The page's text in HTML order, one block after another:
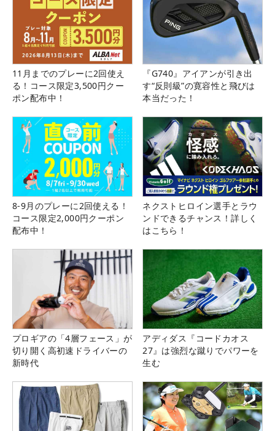
11月までのプレーに2回使え
る！コース限定3,500円クー
ポン配布中！
『G740』アイアンが引き出
す“反則級”の寛容性と飛びは
本当だった！
8-9月のプレーに2回使える！
コース限定2,000円クーポン
配布中！
ネクストヒロイン選手とラウ
ンドできるチャンス！詳しく
はこちら！
プロギアの「4層フェース」が
切り開く高初速ドライバーの
新時代
アディダス『コードカオス
27』は強烈な蹴りでパワーを
生む